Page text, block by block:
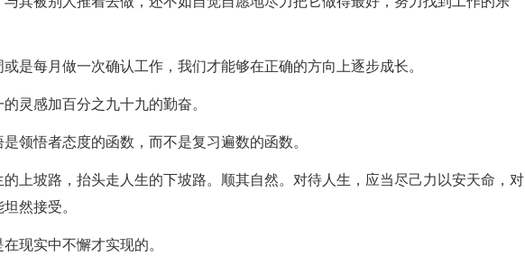
是每月做一次确认工作，我们才能够在正确的方向上逐步成长。
灵感加百分之九十九的勤奋。
领悟者态度的函数，而不是复习遍数的函数。
的上坡路，抬头走人生的下坡路。顺其自然。对待人生，应当尽己力以安天命，对
然接受。
现实中不懈才实现的。